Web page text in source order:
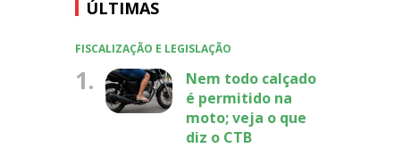
ÚLTIMAS
FISCALIZAÇÃO E LEGISLAÇÃO
1.
Nem todo calçado
é permitido na
moto; veja o que
diz o CTB